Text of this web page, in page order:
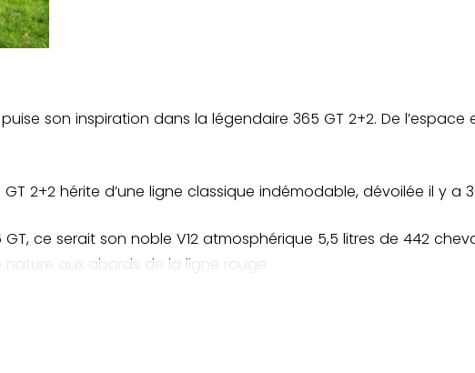
son inspiration dans la légendaire 365 GT 2+2. De
2+2 hérite d’une ligne classique indémodable, dévoilée il y a
ce serait son noble V12 atmosphérique 5,5 litres de 442
aux abords de la ligne rouge.
légers tels que son capot en fibre ou sa malle en aluminium,